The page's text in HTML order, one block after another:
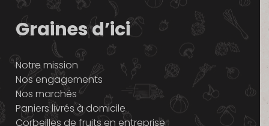
Graines d’ici
Notre mission
Nos engagements
Nos marchés
Paniers livrés à domicile
Corbeilles de fruits en entreprise